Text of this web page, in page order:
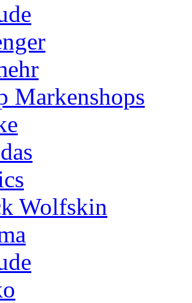
Markenshops
Wolfskin